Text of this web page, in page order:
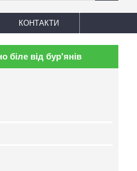
КОНТАКТИ
біле від бур'янів